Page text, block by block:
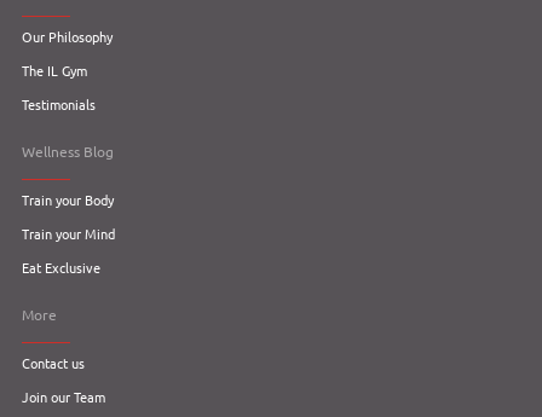
Our Philosophy
The IL Gym
Testimonials
Wellness Blog
Train your Body
Train your Mind
Eat Exclusive
More
Contact us
Join our Team